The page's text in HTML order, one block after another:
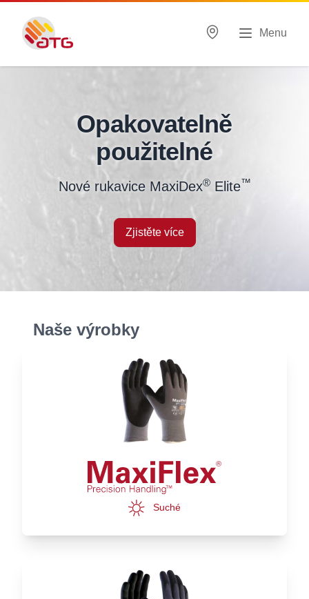
Menu
Opakovatelně
použitelné
Nové rukavice MaxiDex®Elite™
Zjistěte více
Naše výrobky
Suché